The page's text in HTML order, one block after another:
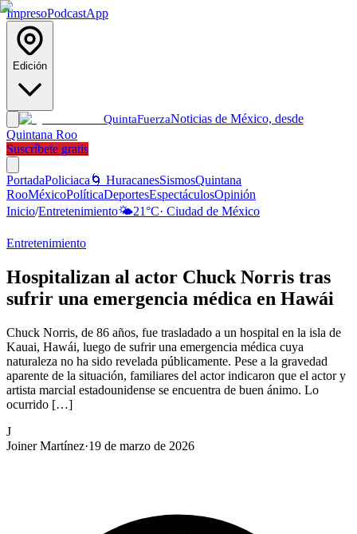
ImpresoPodcastApp
Edición
QuintaFuerzaNoticias de México, desde
Quintana Roo
Suscríbete gratis
PortadaPoliciaca 🌀 HuracanesSismosQuintana
RooMéxicoPolíticaDeportesEspectáculosOpinión
Inicio/Entretenimiento🌤️21°C· Ciudad de México
Entretenimiento
Hospitalizan al actor Chuck Norris tras
sufrir una emergencia médica en Hawái
Chuck Norris, de 86 años, fue trasladado a un hospital en la isla de
Kauai, Hawái, luego de sufrir una emergencia médica cuya
naturaleza no ha sido revelada públicamente. Pese a la gravedad
aparente de la situación, familiares del actor indicaron que el actor y
artista marcial estadounidense se encuentra de buen ánimo. Lo
ocurrido […]
J
Joiner Martínez·19 de marzo de 2026